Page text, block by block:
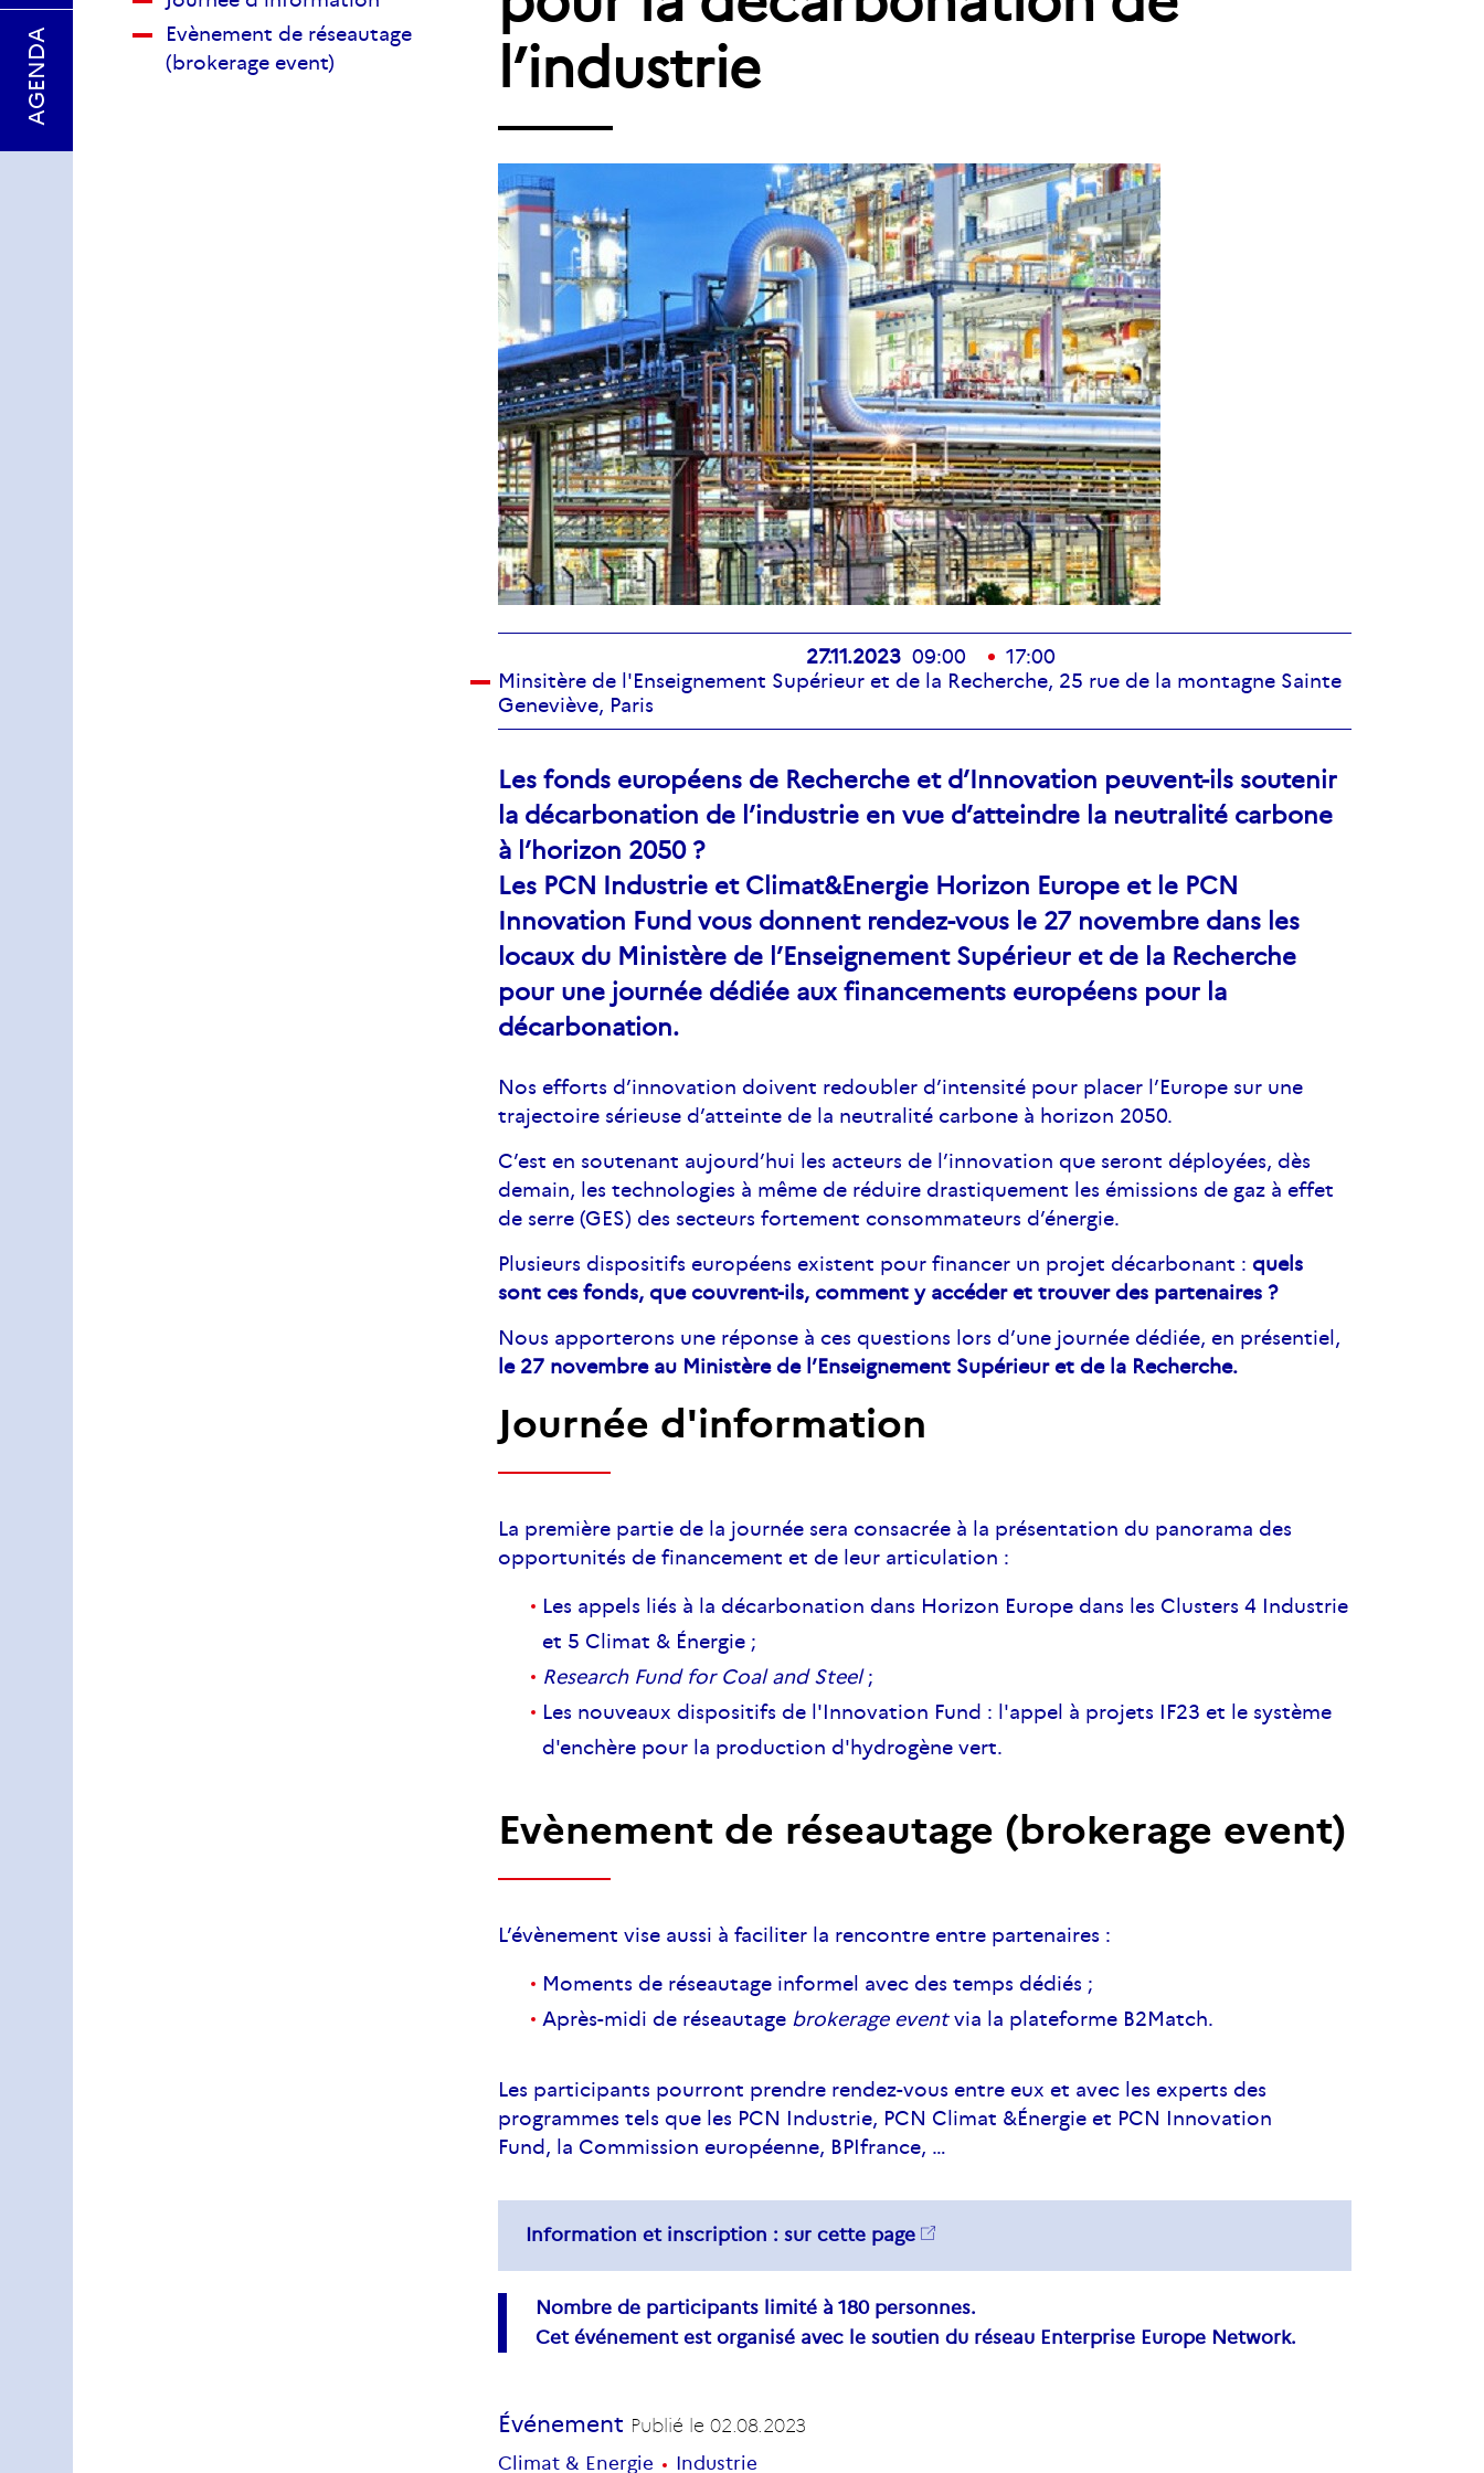
AGENDA
Evènement de réseautage
(brokerage event)
l’industrie
27.11.2023 09:00
17:00
Minsitère de l'Enseignement Supérieur et de la Recherche, 25 rue de la montagne Sainte
Geneviève, Paris
Les fonds européens de Recherche et d’Innovation peuvent-ils soutenir
la décarbonation de l’industrie en vue d’atteindre la neutralité carbone
à l’horizon 2050 ?
Les PCN Industrie et Climat&Energie Horizon Europe et le PCN
Innovation Fund vous donnent rendez-vous le 27 novembre dans les
locaux du Ministère de l’Enseignement Supérieur et de la Recherche
pour une journée dédiée aux financements européens pour la
décarbonation.
Nos efforts d’innovation doivent redoubler d’intensité pour placer l’Europe sur une
trajectoire sérieuse d’atteinte de la neutralité carbone à horizon 2050.
C’est en soutenant aujourd’hui les acteurs de l’innovation que seront déployées, dès
demain, les technologies à même de réduire drastiquement les émissions de gaz à effet
de serre (GES) des secteurs fortement consommateurs d’énergie.
Plusieurs dispositifs européens existent pour financer un projet décarbonant :quels
sont ces fonds, que couvrent-ils, comment y accéder et trouver des partenaires ?
Nous apporterons une réponse à ces questions lors d’une journée dédiée, en présentiel,
le 27 novembre au Ministère de l’Enseignement Supérieur et de la Recherche.
Journée d'information
La première partie de la journée sera consacrée à la présentation du panorama des
opportunités de financement et de leur articulation :
Les appels liés à la décarbonation dans Horizon Europe dans les Clusters 4 Industrie
et 5 Climat & Énergie ;
Research Fund for Coal and Steel;
Les nouveaux dispositifs de l'Innovation Fund : l'appel à projets IF23 et le système
d'enchère pour la production d'hydrogène vert.
Evènement de réseautage (brokerage event)
L’évènement vise aussi à faciliter la rencontre entre partenaires :
Moments de réseautage informel avec des temps dédiés ;
Après-midi de réseautage brokerage eventvia la plateforme B2Match.
Les participants pourront prendre rendez-vous entre eux et avec les experts des
programmes tels que les PCN Industrie, PCN Climat &Énergie et PCN Innovation
Fund, la Commission européenne, BPIfrance, …
Information et inscription :sur cette page
Nombre de participants limité à 180 personnes.
Cet événement est organisé avec le soutien du réseau Enterprise Europe Network.
Événement Publié le02.08.2023
Climat & Energie
Industrie